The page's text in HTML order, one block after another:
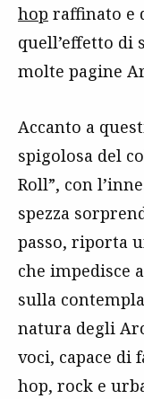
hop raffinato e
quell’effetto di
molte pagine
Accanto a
spigolosa del
Roll”, con
spezza
passo, riporta
che impedisce
sulla
natura degli
voci, capace di
hop, rock e